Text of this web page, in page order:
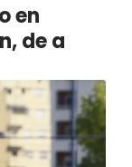
en
de a